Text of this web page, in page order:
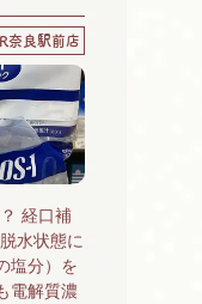
奈良駅前店
経口補
水状態に
塩分）を
電解質濃